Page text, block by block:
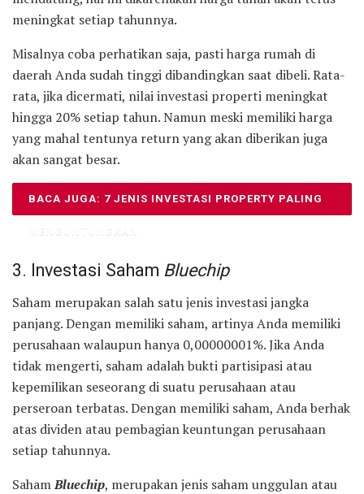
meningkat setiap tahunnya.
Misalnya coba perhatikan saja, pasti harga rumah di
daerah Anda sudah tinggi dibandingkan saat dibeli. Rata-
rata, jika dicermati, nilai investasi properti meningkat
hingga 20% setiap tahun. Namun meski memiliki harga
yang mahal tentunya return yang akan diberikan juga
akan sangat besar.
BACA JUGA: 7 JENIS INVESTASI PROPERTY PALING
MENGUNTUNGKAN
3. Investasi Saham Bluechip
Saham merupakan salah satu jenis investasi jangka
panjang. Dengan memiliki saham, artinya Anda memiliki
perusahaan walaupun hanya 0,00000001%. Jika Anda
tidak mengerti, saham adalah bukti partisipasi atau
kepemilikan seseorang di suatu perusahaan atau
perseroan terbatas. Dengan memiliki saham, Anda berhak
atas dividen atau pembagian keuntungan perusahaan
setiap tahunnya.
SahamBluechip, merupakan jenis saham unggulan atau